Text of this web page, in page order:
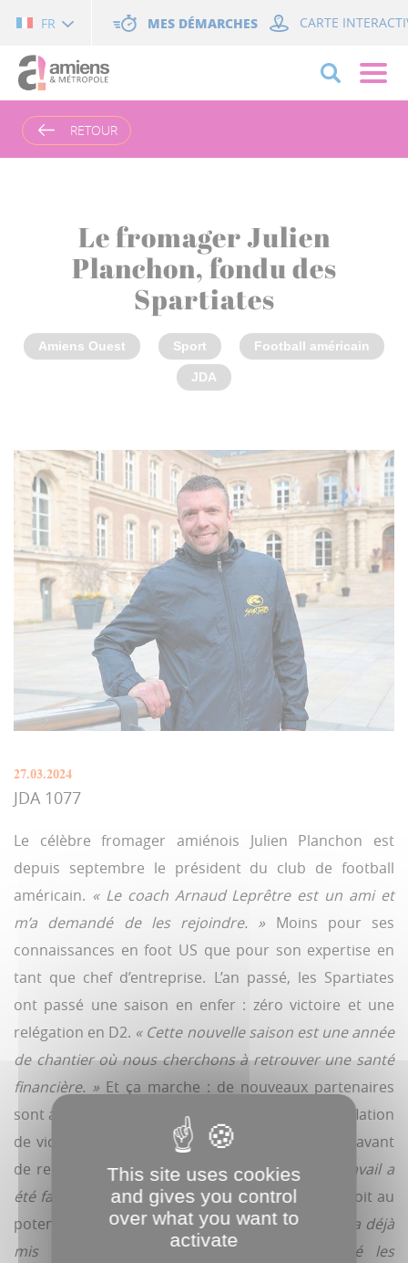
FR MES DÉMARCHES CARTE
RETOUR
Le fromager Julien
Planchon, fondu des
Spartiates
Amiens Ouest Sport Football américain
JDA
27.03.2024
JDA 1077
Le célèbre fromager amiénois Julien Planchon est
depuis septembre le président du club de football
américain. « Le coach Arnaud Leprêtre est un ami et
m’a demandé de les rejoindre. »Moins pour ses
connaissances en foot US que pour son expertise en
tant que chef d’entreprise. L’an passé, les Spartiates
ont passé une saison en enfer : zéro victoire et une
relégation en D2. « Cette nouvelle saison est une année
de chantier où nous cherchons à retrouver une santé
financière. » Et ça marche : de nouveaux partenaires
sont arrivés, le budget a grimpé de 30 %. Pas d’inflation
de victoires pour autant (une en cinq journées) avant
de recevoir Villeneuve-d’Ascq.« Beaucoup de travail a
été fait depuis le match aller. »Julien Planchon croit au
potentiel du foot US ici :« C’est un spectacle. On a déjà
mis une restauration typée hot-dog, installé les
This site uses cookies
and gives you control
over what you want to
activate